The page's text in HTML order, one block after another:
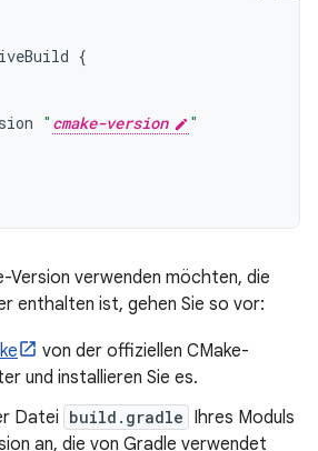
{
" cmake-version
"
Version verwenden möchten, die
enthalten ist, gehen Sie so vor:
von der offiziellen CMake-
und installieren Sie es.
Datei build.gradle Ihres Moduls
an, die von Gradle verwendet